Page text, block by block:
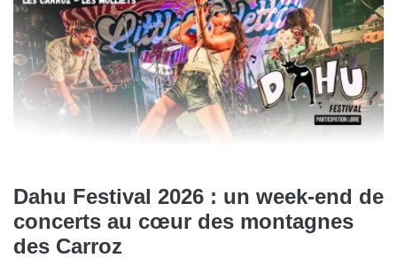
Dahu Festival 2026 : un week-end de
concerts au cœur des montagnes
des Carroz